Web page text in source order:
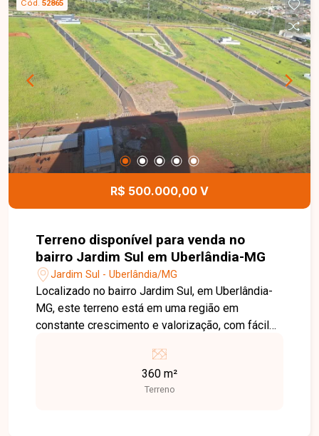
Cód. 52865
R$ 500.000,00 V
Terreno disponível para venda no
bairro Jardim Sul em Uberlândia-MG
Jardim Sul - Uberlândia/MG
Localizado no bairro Jardim Sul, em Uberlândia-
MG, este terreno está em uma região em
constante crescimento e valorização, com fácil
supermercados, escolas, comércios e diversos
serviços. O Condomínio Aberto Gávea Jardins
oferece infraestrutura completa, proporcionando
360 m²
Terreno